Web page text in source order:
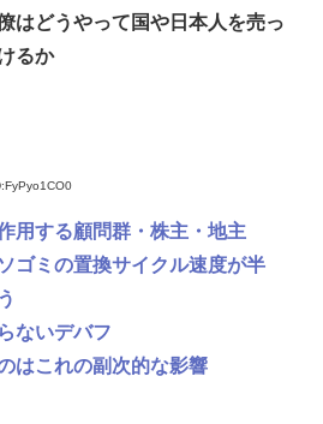
はどうやって国や日本人を売っ
るか
用する顧問群・株主・地主
ゴミの置換サイクル速度が半
ないデバフ
はこれの副次的な影響